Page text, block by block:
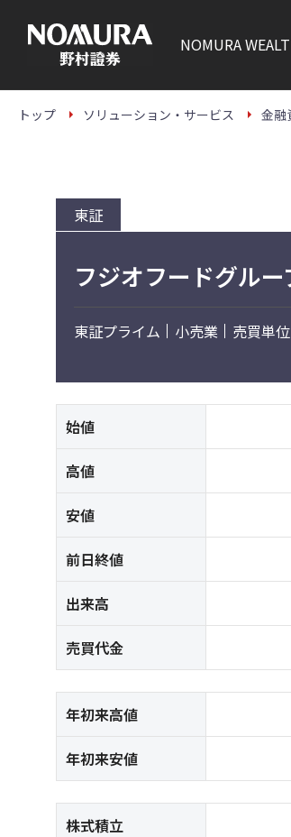
本
NOMURA
トップ ソリューション・サービス 金融
東証
フジオフードグルー
東証プライム 小売業 売買単
始値
高値
安値
前日終値
出来高
売買代金
年初来高値
年初来安値
株式積立